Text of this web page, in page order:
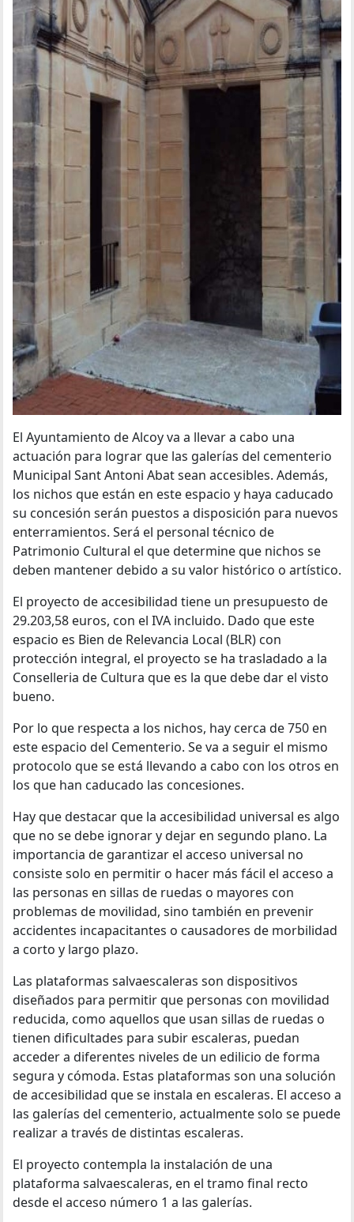
El Ayuntamiento de Alcoy va a llevar a cabo una
actuación para lograr que las galerías del cementerio
Municipal Sant Antoni Abat sean accesibles. Además,
los nichos que están en este espacio y haya caducado
su concesión serán puestos a disposición para nuevos
enterramientos. Será el personal técnico de
Patrimonio Cultural el que determine que nichos se
deben mantener debido a su valor histórico o artístico.
El proyecto de accesibilidad tiene un presupuesto de
29.203,58 euros, con el IVA incluido. Dado que este
espacio es Bien de Relevancia Local (BLR) con
protección integral, el proyecto se ha trasladado a la
Conselleria de Cultura que es la que debe dar el visto
bueno.
Por lo que respecta a los nichos, hay cerca de 750 en
este espacio del Cementerio. Se va a seguir el mismo
protocolo que se está llevando a cabo con los otros en
los que han caducado las concesiones.
Hay que destacar que la accesibilidad universal es algo
que no se debe ignorar y dejar en segundo plano. La
importancia de garantizar el acceso universal no
consiste solo en permitir o hacer más fácil el acceso a
las personas en sillas de ruedas o mayores con
problemas de movilidad, sino también en prevenir
accidentes incapacitantes o causadores de morbilidad
a corto y largo plazo.
Las plataformas salvaescaleras son dispositivos
diseñados para permitir que personas con movilidad
reducida, como aquellos que usan sillas de ruedas o
tienen dificultades para subir escaleras, puedan
acceder a diferentes niveles de un edilicio de forma
segura y cómoda. Estas plataformas son una solución
de accesibilidad que se instala en escaleras. El acceso a
las galerías del cementerio, actualmente solo se puede
realizar a través de distintas escaleras.
El proyecto contempla la instalación de una
plataforma salvaescaleras, en el tramo final recto
desde el acceso número 1 a las galerías.